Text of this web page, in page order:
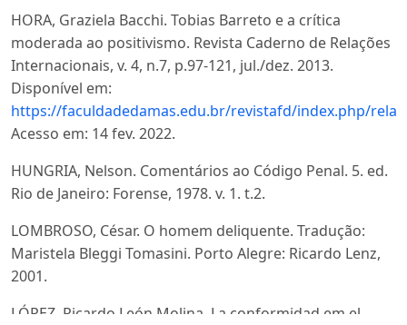
HORA, Graziela Bacchi. Tobias Barreto e a crítica
moderada ao positivismo. Revista Caderno de Relações
Internacionais, v. 4, n.7, p.97-121, jul./dez. 2013.
Disponível em:
https://faculdadedamas.edu.br/revistafd/index.php/
Acesso em: 14 fev. 2022.
HUNGRIA, Nelson. Comentários ao Código Penal. 5. ed.
Rio de Janeiro: Forense, 1978. v. 1. t.2.
LOMBROSO, César. O homem deliquente. Tradução:
Maristela Bleggi Tomasini. Porto Alegre: Ricardo Lenz,
2001.
LÓPEZ, Ricardo León Molina. La conformidad em el